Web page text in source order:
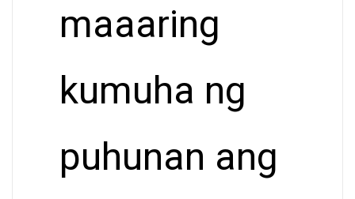
maaaring
kumuha ng
puhunan ang